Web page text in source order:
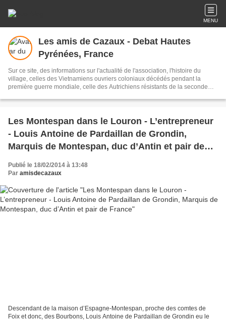
MENU
Les amis de Cazaux - Debat Hautes
Pyrénées, France
Sur ce site, des informations sur l'actualité de l'association, l'histoire du
village, celles des Vietnamiens ouvriers coloniaux décédés pendant la
première guerre mondiale, celle des Autrichiens résistants de la seconde
latitude que le village
Les Montespan dans le Louron - L’entrepreneur
- Louis Antoine de Pardaillan de Grondin,
Marquis de Montespan, duc d’Antin et pair de
France
Publié le 18/02/2014 à 13:48
Par amisdecazaux
Descendant de la maison d’Espagne-Montespan, proche des comtes de
Foix et donc, des Bourbons, Louis Antoine de Pardaillan de Grondin eu le